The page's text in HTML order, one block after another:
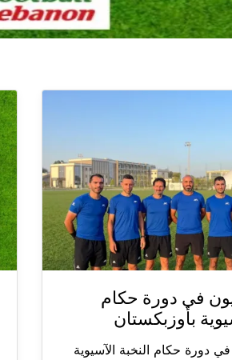
في دورة حكام
بأوزبكستان
في دورة حكام النخبة الآسيوية